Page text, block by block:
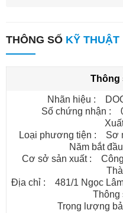
THÔNG SỐ KỸ THUẬT
Thông
Nhãn hiệu :
Số chứng nhận :
Loại phương tiện : Sơ
Năm bắt
Cơ sở sản xuất : Công
Địa chỉ : 481/1 Ngọc
Trọng lượng